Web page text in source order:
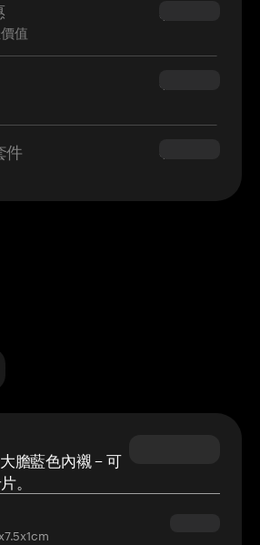
值
$34.95
$160.00
件 $180.00
膽藍色內襯 – 可
。